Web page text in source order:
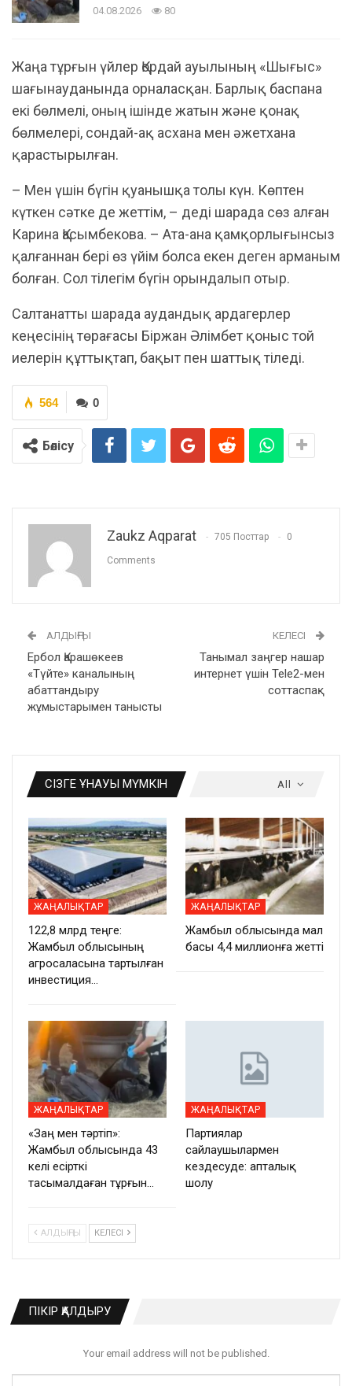
04.08.2026 80
Жаңа тұрғын үйлер Қордай ауылының «Шығыс»
шағынауданында орналасқан. Барлық баспана
екі бөлмелі, оның ішінде жатын және қонақ
бөлмелері, сондай-ақ асхана мен әжетхана
қарастырылған.
– Мен үшін бүгін қуанышқа толы күн. Көптен
күткен сәтке де жеттім, – деді шарада сөз алған
Карина Қасымбекова. – Ата-ана қамқорлығынсыз
қалғаннан бері өз үйім болса екен деген арманым
болған. Сол тілегім бүгін орындалып отыр.
Салтанатты шарада аудандық ардагерлер
кеңесінің төрағасы Біржан Әлімбет қоныс той
иелерін құттықтап, бақыт пен шаттық тіледі.
0
564
Бөлісу
Zaukz Aqparat 705 Посттар 0
Comments
АЛДЫҢҒЫ
Ербол Қарашөкеев
«Түйте» каналының
абаттандыру
жұмыстарымен танысты
КЕЛЕСІ
Танымал заңгер нашар
интернет үшін Tele2-мен
соттаспақ
All
СІЗГЕ ҰНАУЫ МҮМКІН
ЖАҢАЛЫҚТАР
122,8 млрд теңге:
Жамбыл облысының
агросаласына тартылған
инвестиция…
ЖАҢАЛЫҚТАР
Жамбыл облысында мал
басы 4,4 миллионға жетті
ЖАҢАЛЫҚТАР
«Заң мен тәртіп»:
Жамбыл облысында 43
келі есірткі
тасымалдаған тұрғын…
ЖАҢАЛЫҚТАР
Партиялар
сайлаушылармен
кездесуде: апталық
шолу
АЛДЫҢҒЫ КЕЛЕСІ
ПІКІР ҚАЛДЫРУ
Your email address will not be published.